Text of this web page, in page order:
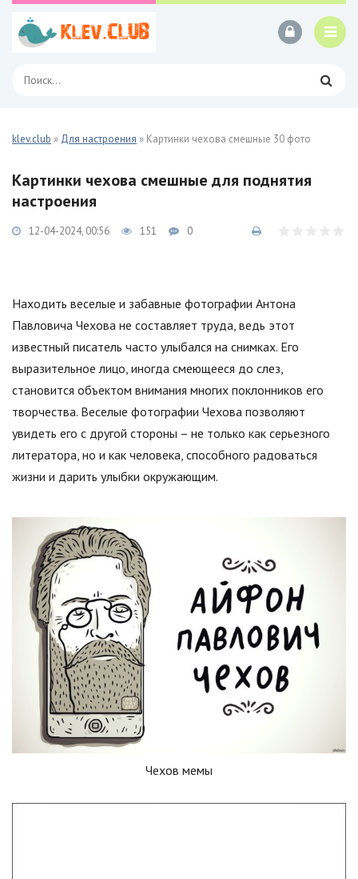
klev.club » Для настроения » Картинки чехова смешные 30 фото
Картинки чехова смешные для поднятия
настроения
12-04-2024, 00:56 151 0
Находить веселые и забавные фотографии Антона
Павловича Чехова не составляет труда, ведь этот
известный писатель часто улыбался на снимках. Его
выразительное лицо, иногда смеющееся до слез,
становится объектом внимания многих поклонников его
творчества. Веселые фотографии Чехова позволяют
увидеть его с другой стороны – не только как серьезного
литератора, но и как человека, способного радоваться
жизни и дарить улыбки окружающим.
Чехов мемы